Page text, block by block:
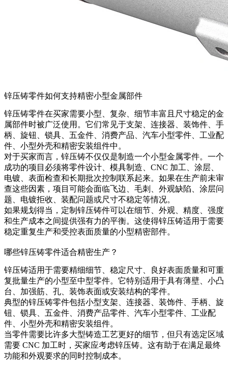
锌压铸零件如何支持精密小型金属部件
锌压铸零件在买家需要小型、复杂、细节丰富且尺寸稳定的金
属部件时被广泛使用。它们常见于支架、连接器、装饰件、手
柄、旋钮、锁具、五金件、消费产品、汽车小型零件、工业配
件、小型外壳和精密安装组件中。
对于买家而言，锌压铸不仅仅是制造一个小型金属零件。一个
成功的项目必须将零件设计、模具制造、CNC 加工、涂层、
电镀、表面检查和长期批次控制联系起来。如果在生产前未审
查这些因素，项目可能会面临飞边、毛刺、外观缺陷、涂层问
题、电镀拒收、装配问题或尺寸不稳定等情况。
如果规划得当，定制锌压铸件可以在细节、外观、精度、强度
和生产成本之间提供强有力的平衡。这使得锌压铸适用于需要
稳定重复生产和受控表面质量的小型精密部件。
哪些锌压铸零件适合精密生产？
锌压铸适用于需要精细细节、稳定尺寸、良好表面质量和可重
复批量生产的小型至中型零件。它特别适用于具有薄壁、小凸
台、加强筋、孔、装饰表面或安装结构的零件。
典型的锌压铸零件包括小型支架、连接器、装饰件、手柄、旋
钮、锁具、五金件、消费产品零件、汽车小型零件、工业配
件、小型外壳和精密安装组件。
当零件需要比许多大型铸造工艺更好的细节，但只有选定区域
需要 CNC 加工时，买家应考虑锌压铸。这有助于在满足最终
功能和外观要求的同时控制成本。